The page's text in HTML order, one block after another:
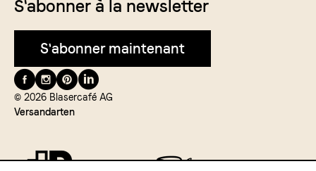
S'abonner à la newsletter
S'abonner maintenant
Suivez-
nous
© 2026 Blasercafé AG
Versandarten